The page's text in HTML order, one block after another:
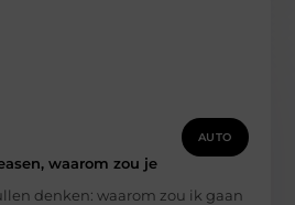
AUTO
waarom zou je
denken: waarom zou ik gaan